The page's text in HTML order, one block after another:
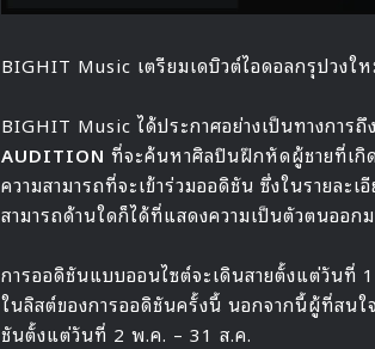
BIGHIT Music เตรียมเดบิวต์ไอดอลกรุปวงใ
BIGHIT Music ได้ประกาศอย่างเป็นทางการ
AUDITION ที่จะค้นหาศิลปินฝึกหัดผู้ชายที่เกิ
ความสามารถที่จะเข้าร่วมออดิชัน ซึ่งในรายละ
สามารถด้านใดก็ได้ที่แสดงความเป็นตัวตนออ
การออดิชันแบบออนไซต์จะเดินสายตั้งแต่วันที่
ในลิสต์ของการออดิชันครั้งนี้ นอกจากนี้ผู้ที่สนใ
ชันตั้งแต่วันที่ 2 พ.ค. – 31 ส.ค.